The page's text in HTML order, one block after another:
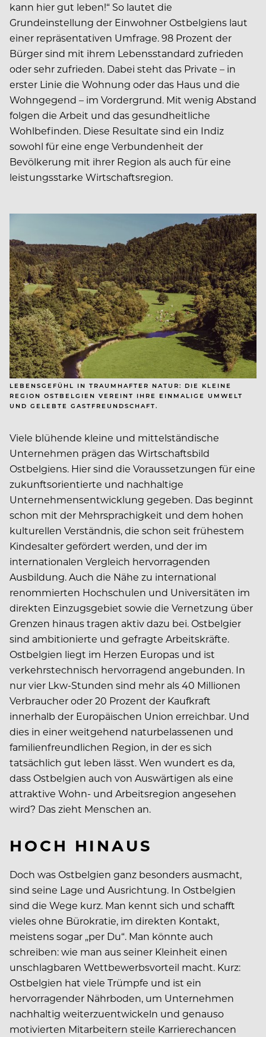
kann hier gut leben!“ So lautet die
Grundeinstellung der Einwohner Ostbelgiens laut
einer repräsentativen Umfrage. 98 Prozent der
Bürger sind mit ihrem Lebensstandard zufrieden
oder sehr zufrieden. Dabei steht das Private – in
erster Linie die Wohnung oder das Haus und die
Wohngegend – im Vordergrund. Mit wenig Abstand
folgen die Arbeit und das gesundheitliche
Wohlbefinden. Diese Resultate sind ein Indiz
sowohl für eine enge Verbundenheit der
Bevölkerung mit ihrer Region als auch für eine
leistungsstarke Wirtschaftsregion.
LEBENSGEFÜHL IN TRAUMHAFTER NATUR: DIE KLEINE
REGION OSTBELGIEN VEREINT IHRE EINMALIGE UMWELT
UND GELEBTE GASTFREUNDSCHAFT.
Viele blühende kleine und mittelständische
Unternehmen prägen das Wirtschaftsbild
Ostbelgiens. Hier sind die Voraussetzungen für eine
zukunftsorientierte und nachhaltige
Unternehmensentwicklung gegeben. Das beginnt
schon mit der Mehrsprachigkeit und dem hohen
kulturellen Verständnis, die schon seit frühestem
Kindesalter gefördert werden, und der im
internationalen Vergleich hervorragenden
Ausbildung. Auch die Nähe zu international
renommierten Hochschulen und Universitäten im
direkten Einzugsgebiet sowie die Vernetzung über
Grenzen hinaus tragen aktiv dazu bei. Ostbelgier
sind ambitionierte und gefragte Arbeitskräfte.
Ostbelgien liegt im Herzen Europas und ist
verkehrstechnisch hervorragend angebunden. In
nur vier Lkw-Stunden sind mehr als 40 Millionen
Verbraucher oder 20 Prozent der Kaufkraft
innerhalb der Europäischen Union erreichbar. Und
dies in einer weitgehend naturbelassenen und
familienfreundlichen Region, in der es sich
tatsächlich gut leben lässt. Wen wundert es da,
dass Ostbelgien auch von Auswärtigen als eine
attraktive Wohn- und Arbeitsregion angesehen
wird? Das zieht Menschen an.
HOCH HINAUS
Doch was Ostbelgien ganz besonders ausmacht,
sind seine Lage und Ausrichtung. In Ostbelgien
sind die Wege kurz. Man kennt sich und schafft
vieles ohne Bürokratie, im direkten Kontakt,
meistens sogar „per Du“. Man könnte auch
schreiben: wie man aus seiner Kleinheit einen
unschlagbaren Wettbewerbsvorteil macht. Kurz:
Ostbelgien hat viele Trümpfe und ist ein
hervorragender Nährboden, um Unternehmen
nachhaltig weiterzuentwickeln und genauso
motivierten Mitarbeitern steile Karrierechancen